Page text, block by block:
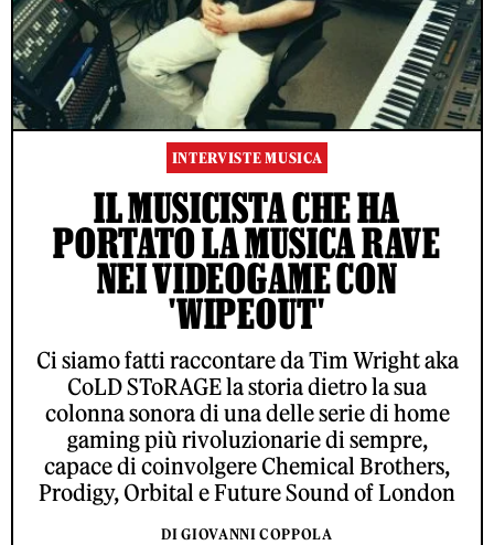
INTERVISTE MUSICA
IL MUSICISTA CHE HA
PORTATO LA MUSICA RAVE
NEI VIDEOGAME CON
'WIPEOUT'
Ci siamo fatti raccontare da Tim Wright aka
CoLD SToRAGE la storia dietro la sua
colonna sonora di una delle serie di home
gaming più rivoluzionarie di sempre,
capace di coinvolgere Chemical Brothers,
Prodigy, Orbital e Future Sound of London
DI GIOVANNI COPPOLA